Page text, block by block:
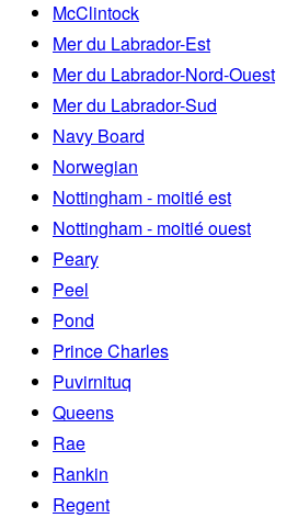
McClintock
Mer du Labrador-Est
Mer du Labrador-Nord-Ouest
Mer du Labrador-Sud
Navy Board
Norwegian
Nottingham - moitié est
Nottingham - moitié ouest
Peary
Peel
Pond
Prince Charles
Puvirnituq
Queens
Rae
Rankin
Regent